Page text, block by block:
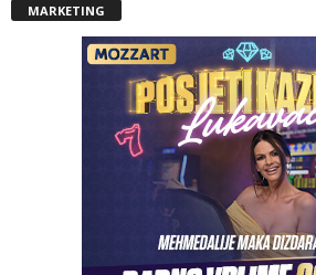
MARKETING